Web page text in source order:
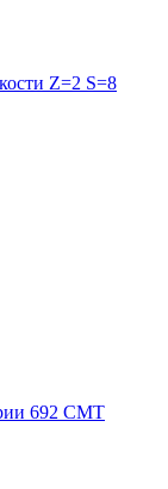
Z=2 S=8
692 CMT